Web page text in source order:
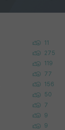
11
275
119
77
156
50
7
9
9